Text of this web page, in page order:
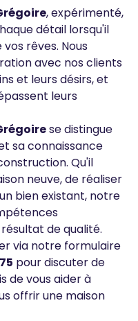
, expérimenté,
détail lorsqu'il
rêves. Nous
avec nos clients
et leurs désirs, et
leurs
se distingue
sa connaissance
Qu'il
neuve, de réaliser
bien existant, notre
de qualité.
via notre formulaire
pour discuter de
de vous aider à
offrir une maison